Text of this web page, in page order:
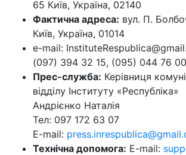
65 Київ, Україна, 02140
Фактична адреса: вул. П.
Київ, Україна, 01014
e-mail:
(097) 394 32 15, (095) 044 76 00
Прес-служба: Керівниця
відділу Інституту «Республіка»
Андрієнко Наталія
Тел: 097 172 63 07
E-mail:
Технічна допомога: E-mail: